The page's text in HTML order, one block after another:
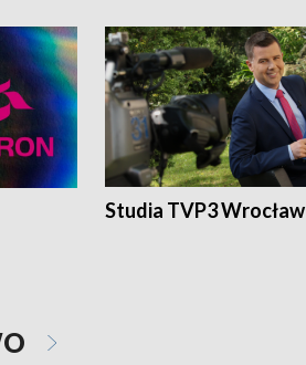
Studia TVP3 Wrocław